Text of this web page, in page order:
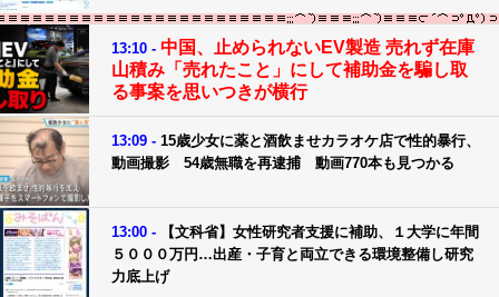
13:10 - 中国、止められないEV製造 売れず在庫
山積み「売れたこと」にして補助金を騙し取
る事案を思いつきが横行
13:09 - 15歳少女に薬と酒飲ませカラオケ店で性的暴行、
動画撮影 54歳無職を再逮捕 動画770本も見つかる
13:00 -
【文科省】女性研究者支援に補助、１大学に年間
５０００万円…出産・子育と両立できる環境整備し研究
力底上げ